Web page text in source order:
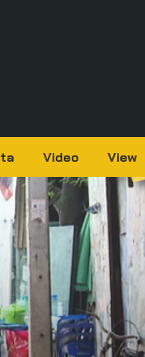
Video View